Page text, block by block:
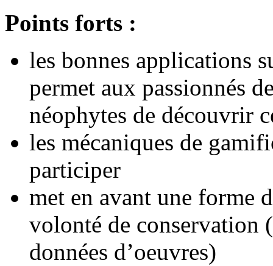
Points forts :
les bonnes applications
permet aux passionnés
néophytes de découvrir
les mécaniques de
participer
met en avant une forme
volonté de conservation
données d’oeuvres)